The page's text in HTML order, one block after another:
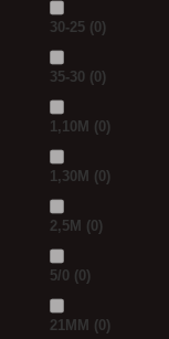
30-25 (0)
35-30 (0)
1,10M (0)
1,30M (0)
2,5M (0)
5/0 (0)
21MM (0)